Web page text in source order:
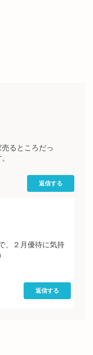
るところだっ
返信する
、２月優待に気持
返信する